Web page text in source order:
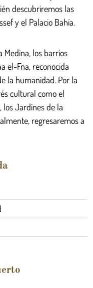
descubriremos las
y el Palacio Bahía.
Medina, los barrios
el-Fna, reconocida
la humanidad. Por la
cultural como el
los Jardines de la
regresaremos a